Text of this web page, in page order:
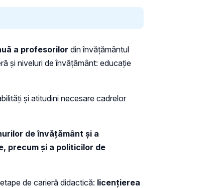
a profesorilor din învățământul
și niveluri de învățământ: educație
și atitudini necesare cadrelor
de învățământ și a
precum și a politicilor de
de carieră didactică: licențierea